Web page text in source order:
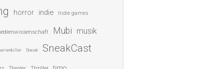
horror indie Indie games
Mubi musik
Sneak SneakCast